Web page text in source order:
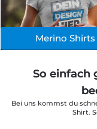
Merino Shirts
So einfach
Bei uns kommst du
Shirt.